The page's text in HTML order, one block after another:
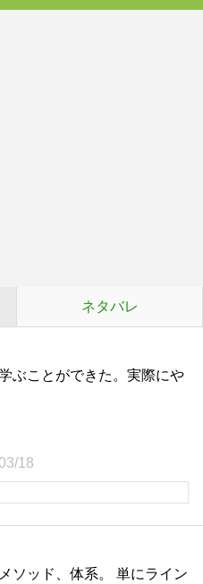
ネタバレ
ぶことができた。実際にや
18
ソッド、体系。 単にライン